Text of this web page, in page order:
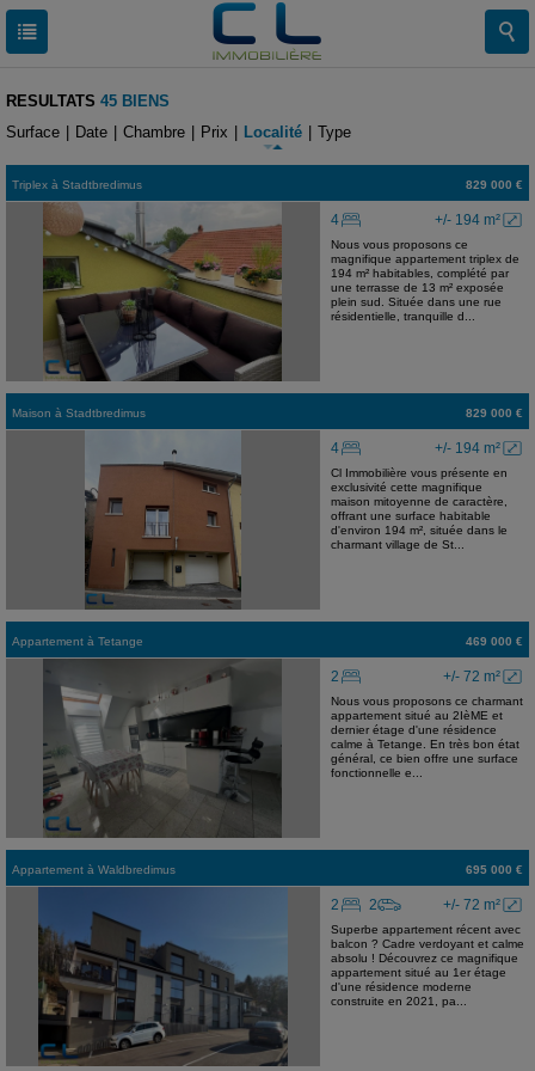
RESULTATS 45 BIENS
Surface
Date Chambre Prix Localité Type
Triplex à Stadtbredimus 829 000 €
+/- 194 m²
4
Nous vous proposons ce
magnifique appartement triplex de
194 m² habitables, complété par
une terrasse de 13 m² exposée
plein sud. Située dans une rue
résidentielle, tranquille d...
Maison à Stadtbredimus 829 000 €
+/- 194 m²
4
Cl Immobilière vous présente en
exclusivité cette magnifique
maison mitoyenne de caractère,
offrant une surface habitable
d'environ 194 m², située dans le
charmant village de St...
Appartement à Tetange 469 000 €
+/- 72 m²
2
Nous vous proposons ce charmant
appartement situé au 2IèME et
dernier étage d'une résidence
calme à Tetange. En très bon état
général, ce bien offre une surface
fonctionnelle e...
Appartement à Waldbredimus 695 000 €
+/- 72 m²
2 2
Superbe appartement récent avec
balcon ? Cadre verdoyant et calme
absolu ! Découvrez ce magnifique
appartement situé au 1er étage
d'une résidence moderne
construite en 2021, pa...